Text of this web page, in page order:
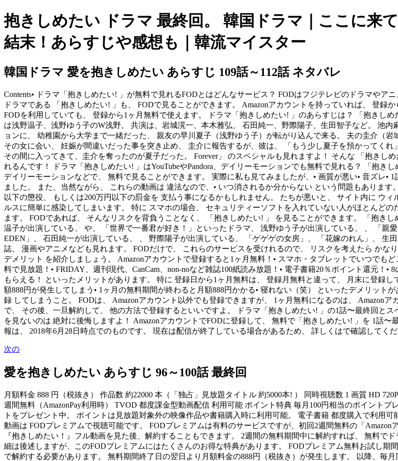
抱きしめたい ドラマ 最終回。 韓国ドラマ｜ここに来
結末！あらすじや感想も｜韓流マイスター
韓国ドラマ 愛を抱きしめたい あらすじ 109話～112話 ネタバレ
Contents• ドラマ「抱きしめたい! 」が無料で見れるFODとはどんなサービス？ FODはフジテレビのドラマやア
ドラマである 「抱きしめたい! 」も、 FODで見ることができます。 Amazonアカウントを持っていれば、 登録
FODを利用していても、 登録から1ヶ月無料で使えます。 ドラマ「抱きしめたい! 」のあらすじは？ 「抱きし
は浅野温子、浅野ゆう子のW浅野。 共演は、岩城滉一、本木雅弘、 石田純一、野際陽子、生田智子など。 池
ョンに、 幼稚園から大学まで一緒だった、 親友の早川夏子（浅野ゆう子）が転がり込んで来る。 夫の圭介（
その女に会い、 妊娠が間違いだった事を突き止め、 圭介に報告するが、彼は、 「もう少し夏子を預かってく
その間に入ってきて、圭介を奪ったのが夏子だった。 Forever」 のスペシャルも見れますよ！ そんな 「抱きし
れるんです！ ドラマ「抱きしめたい! 」はYouTubeやPandora、デイリーモーションでも無料で見れる？ 「抱き
デイリーモーションなどで、 無料で見ることができます。 実際に私も見てみましたが、• 画質が悪い• 音ズレ•
ました。 また、当然ながら、 これらの動画は 違法なので、• いつ消されるか分からない という問題もありま
以下の懲役、 もしくは200万円以下の罰金を 支払う事になるかもしれません。 たちが悪いと、 サイト内に ウ
ルスに簡単に感染してしまいます。 特に スマホの場合、 セキュリティーソフトを入れていない人がほとんど
ます。 FODであれば、 そんなリスクを背負うことなく、 「抱きしめたい! 」 を見ることができます。 「抱き
温子が出演している、 や、 「世界で一番君が好き！」といったドラマ、 浅野ゆう子が出演している、 、 「親
EDEN」、 石田純一が出演している、 、 野際陽子が出演している、 「ゲゲゲの女房」、 「花嫁のれん」、 生
誌、 漫画やアニメなども見れます。 FODだけで、 これらのサービスを受けれるので、 リスクを考えたら かな
デメリット を紹介しましょう。 Amazonアカウントで登録すると1ヶ月無料！• スマホ・タブレットでいつでも
料で見放題！• FRIDAY、週刊現代、CanCam、non-noなど雑誌100紙読み放題！• 電子書籍20％ポイント還元！
もらえる！ といったメリットがあります。 特に 登録日から1ヶ月無料は、 登録月無料と違って、 月末に登録
額888円が発生してしまう• 1ヶ月の無料期間が終わると月額888円かかる• 寝れない（笑） といったデメリット
録 してしまうこと。 FODは、 Amazonアカウント以外でも登録できますが、 1ヶ月無料になるのは、 Amazon
で、 その後、一旦解約して、 他の方法で登録するといいですよ。 ドラマ「抱きしめたい! 」の1話〜最終回と
を見ないのは 絶対に後悔しますよ！ AmazonアカウントでFODに登録して、 無料で「抱きしめたい! 」を 1話
報は、 2018年6月28日時点でのものです。 現在は配信が終了している場合があるため、 詳しくはで確認してくだ
次の
愛を抱きしめたい あらすじ 96～100話 最終回
月額料金 888 円（税抜き） 作品数 約22000 本（「独占」見放題タイトル 約5000本! ） 同時視聴数 1 画質 HD
週間無料（AmazonPay利用時） TVOD 都度課金型動画配信 利用可能 ポイント特典 毎月100円相当のポイント
トをプレゼント中。 ポイントは見放題対象外の映像作品や書籍購入時に利用可能。 電子書籍 都度購入で利用
動画は FODプレミアムで視聴可能です。 FODプレミアムは有料のサービスですが、初回2週間無料の「
『抱きしめたい！』フル動画を見た後、解約することもできます。 2週間の無料期間中に解約すれば、 無料で
細は後述しますが、このFODプレミアムにはたくさんのお得な特典があります。 FODプレミアム無料お試し期
で解約する必要があります。 無料期間終了日の翌日より月額料金の888円（税抜き）が発生します。 以降、毎